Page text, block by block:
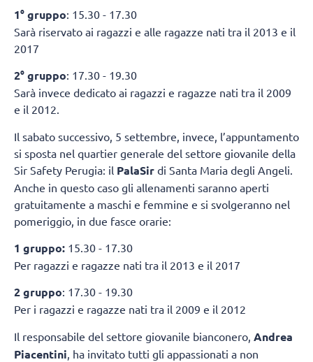
1° gruppo: 15.30 - 17.30
Sarà riservato ai ragazzi e alle ragazze nati tra il 2013 e il
2017
2° gruppo: 17.30 - 19.30
Sarà invece dedicato ai ragazzi e ragazze nati tra il 2009
e il 2012.
Il sabato successivo, 5 settembre, invece, l’appuntamento
si sposta nel quartier generale del settore giovanile della
Sir Safety Perugia: il PalaSir di Santa Maria degli Angeli.
Anche in questo caso gli allenamenti saranno aperti
gratuitamente a maschi e femmine e si svolgeranno nel
pomeriggio, in due fasce orarie:
1 gruppo: 15.30 - 17.30
Per ragazzi e ragazze nati tra il 2013 e il 2017
2 gruppo: 17.30 - 19.30
Per i ragazzi e ragazze nati tra il 2009 e il 2012
Il responsabile del settore giovanile bianconero, Andrea
Piacentini , ha invitato tutti gli appassionati a non